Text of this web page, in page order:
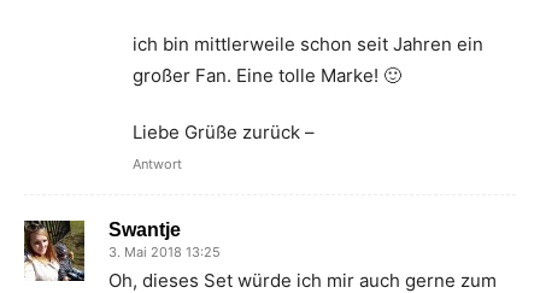
ich bin mittlerweile schon seit Jahren ein
großer Fan. Eine tolle Marke! 🙂
Liebe Grüße zurück –
Antwort
Swantje
3. Mai 2018 13:25
Oh, dieses Set würde ich mir auch gerne zum